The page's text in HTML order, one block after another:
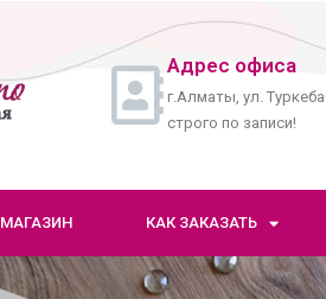
Адрес офиса
г.Алматы, ул.
строго по записи!
МАГАЗИН КАК ЗАКАЗАТЬ